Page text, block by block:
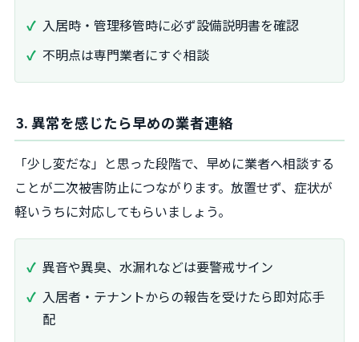
入居時・管理移管時に必ず設備説明書を確認
不明点は専門業者にすぐ相談
3. 異常を感じたら早めの業者連絡
「少し変だな」と思った段階で、早めに業者へ相談する
ことが二次被害防止につながります。放置せず、症状が
軽いうちに対応してもらいましょう。
異音や異臭、水漏れなどは要警戒サイン
入居者・テナントからの報告を受けたら即対応手
配